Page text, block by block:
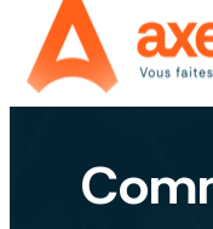
Panneau de gestion des